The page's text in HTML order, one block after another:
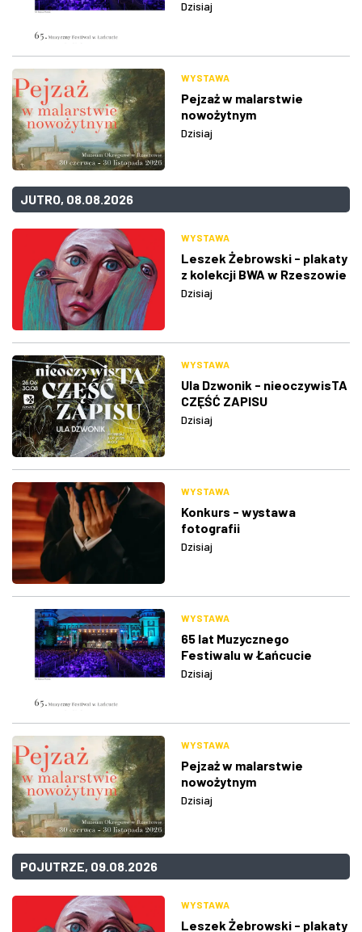
Dzisiaj
WYSTAWA
Pejzaż w malarstwie
nowożytnym
Dzisiaj
JUTRO, 08.08.2026
WYSTAWA
Leszek Żebrowski - plakaty
z kolekcji BWA w Rzeszowie
Dzisiaj
WYSTAWA
Ula Dzwonik - nieoczywisTA
CZĘŚĆ ZAPISU
Dzisiaj
WYSTAWA
Konkurs - wystawa
fotografii
Dzisiaj
WYSTAWA
65 lat Muzycznego
Festiwalu w Łańcucie
Dzisiaj
WYSTAWA
Pejzaż w malarstwie
nowożytnym
Dzisiaj
POJUTRZE, 09.08.2026
WYSTAWA
Leszek Żebrowski - plakaty